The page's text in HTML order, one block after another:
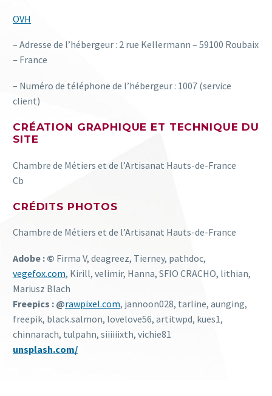
OVH
– Adresse de l’hébergeur : 2 rue Kellermann – 59100 Roubaix
– France
– Numéro de téléphone de l’hébergeur : 1007 (service
client)
CRÉATION GRAPHIQUE ET TECHNIQUE DU
SITE
Chambre de Métiers et de l’Artisanat Hauts-de-France
Cb
CRÉDITS PHOTOS
Chambre de Métiers et de l’Artisanat Hauts-de-France
Adobe : © Firma V, deagreez, Tierney, pathdoc,
vegefox.com, Kirill, velimir, Hanna, SFIO CRACHO, lithian,
Mariusz Blach
Freepics : @rawpixel.com, jannoon028, tarline, aunging,
freepik, black.salmon, lovelove56, artitwpd, kues1,
chinnarach, tulpahn, siiiiiixth, vichie81
unsplash.com/